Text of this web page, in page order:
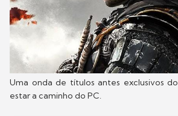
Uma onda de títulos antes exclusivos do
estar a caminho do PC.